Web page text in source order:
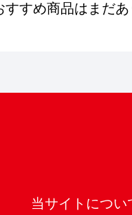
すめ商品はまだあ
当サイトについ